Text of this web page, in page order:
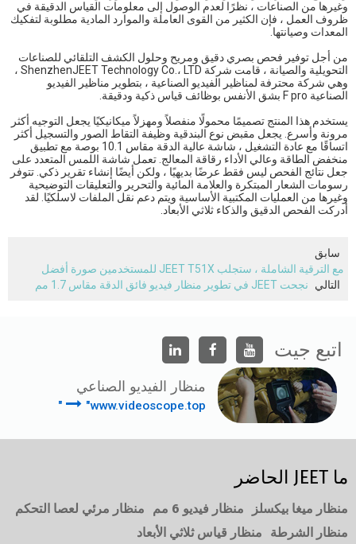
وغيرها من الصناعات ، نظرًا لعدم الوصول إلى معلومات القياس الدقيقة في
ظروف العمل ، فإن الكثير من القوى العاملة والموارد المادية مطلوبة لتفكيك
المعدات وصيانتها.
من أجل توفير فحص بصري دقيق ومريح وحلول الكشف التلقائي للصناعات
التحويلية والصيانة ، قامت شركة ShenzhenJEET Technology Co.، LTD ،
وهي شركة محترفة لمناظير الفيديو الصناعية ، بتطوير مناظير الفيديو
الصناعية F pro بشق الأنفس بوظائف قياس ذكية ودقيقة.
يستخدم هذا المنتج تصميمًا محمولًا منفصلاً ومهزلاً ميكانيكيًا يجعل التوجيه أكثر
مرونة وأسرع. يجعل مقبض نوع البندقية وظيفة التقاط الصور والتسجيل أكثر
اتساقًا مع عادة التشغيل ، شاشة عالية الدقة مقاس 10.1 بوصة مع تطبيق
منخفض الطاقة وعالي الأداء رقاقة المعالج. تعمل شاشة اللمس المتعدد على
جعل نتائج الفحص ليس فقط عرضًا بديهيًا ، ولكن أيضًا إنشاء تقرير ذكي. تتوفر
رسومات الشعار المبتكرة والعلامة المائية والتحرير والتعليقات التوضيحية
وغيرها من العمليات المكتبية الأساسية ويتم دعم نقل الملفات لاسلكيًا. لقد
أدركت الفحص الدقيق والذكاء ثلاثي الأبعاد.
سابق
مع الترقية الشاملة ، ستجلب JEET T51X للمستخدمين صورة أفضل
التالي
نجحت JEET في تطوير منظار فيديو فائق الدقة مقاس 1.7 مم
اتبع جيت
منظار الفيديو الصناعي
"www.videoscope.top"
ما JEET الحاضر
منظار ميغا بيكسلز منظار فيديو 6 مم
منظار مرئي لعصا التحكم
منظار الشرطة
منظار قياس ثلاثي الأبعاد